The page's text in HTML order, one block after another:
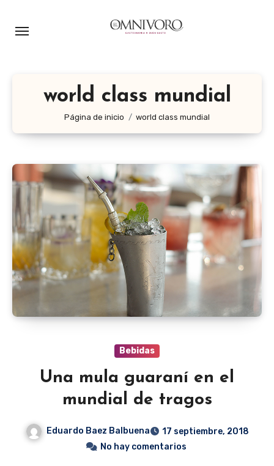
world class mundial
Página de inicio world class mundial
Bebidas
Una mula guaraní en el
mundial de tragos
Eduardo Baez Balbuena
17 septiembre, 2018
No hay comentarios